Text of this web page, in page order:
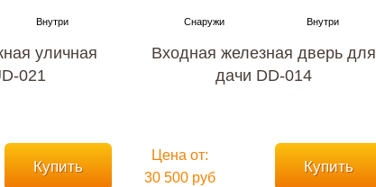
уличная
021
Купить
Входная железная дверь для
дачи DD-014
Цена от:
30 500 руб
Купить